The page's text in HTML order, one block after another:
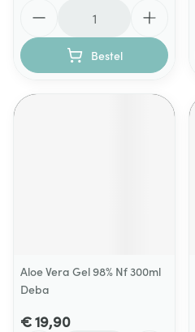
Bestel
Aloe Vera Gel 98% Nf 300ml
Deba
€ 19,90